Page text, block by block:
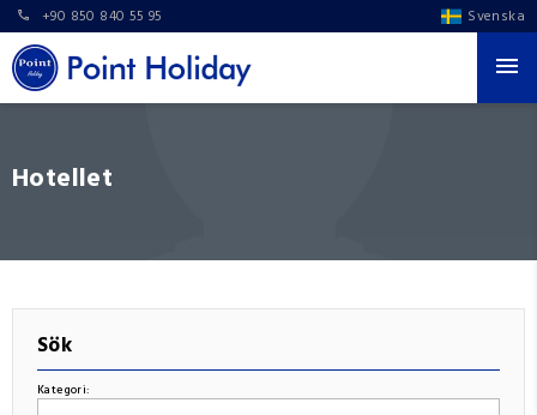
+90 850 840 55 95 Svenska
Hotellet
Sök
Kategori: